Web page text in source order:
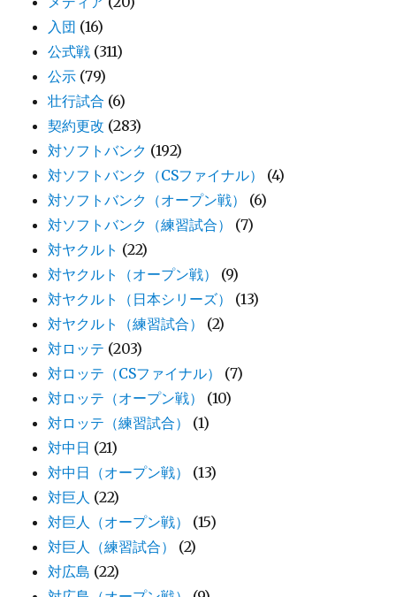
入団 (16)
公式戦 (311)
公示 (79)
壮行試合 (6)
契約更改 (283)
対ソフトバンク (192)
対ソフトバンク（CSファイナル）
(4)
対ソフトバンク（オープン戦）
(6)
対ソフトバンク（練習試合）
(7)
対ヤクルト (22)
対ヤクルト（オープン戦）
(9)
対ヤクルト（日本シリーズ）
(13)
対ヤクルト（練習試合）
(2)
対ロッテ (203)
対ロッテ（CSファイナル）
(7)
対ロッテ（オープン戦）
(10)
対ロッテ（練習試合）
(1)
対中日 (21)
対中日（オープン戦）
(13)
対巨人 (22)
対巨人（オープン戦）
(15)
対巨人（練習試合）
(2)
対広島 (22)